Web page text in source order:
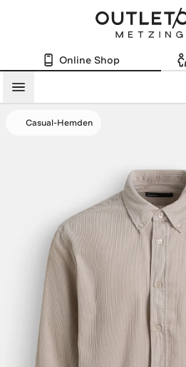
Online Shop
Menü
Casual-Hemden